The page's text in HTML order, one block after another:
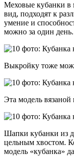
Меховые кубанки в
вид, подходят к
умение и
можно за один день.
Выкройку тоже
Эта модель
Шапки кубанки из
цельным хвостом.
модель «кубанка»